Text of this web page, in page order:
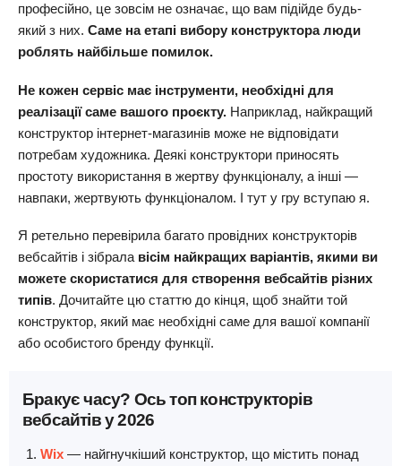
професійно, це зовсім не означає, що вам підійде будь-
який з них. Саме на етапі вибору конструктора люди
роблять найбільше помилок.
Не кожен сервіс має інструменти, необхідні для
реалізації саме вашого проєкту. Наприклад, найкращий
конструктор інтернет-магазинів може не відповідати
потребам художника. Деякі конструктори приносять
простоту використання в жертву функціоналу, а інші —
навпаки, жертвують функціоналом. І тут у гру вступаю я.
Я ретельно перевірила багато провідних конструкторів
вебсайтів і зібрала вісім найкращих варіантів, якими ви
можете скористатися для створення вебсайтів різних
типів. Дочитайте цю статтю до кінця, щоб знайти той
конструктор, який має необхідні саме для вашої компанії
або особистого бренду функції.
Бракує часу? Ось топ конструкторів
вебсайтів у 2026
Wix — найгнучкіший конструктор, що містить понад